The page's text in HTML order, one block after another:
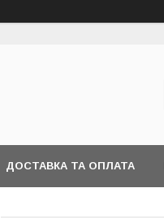
ДОСТАВКА ТА ОПЛАТА